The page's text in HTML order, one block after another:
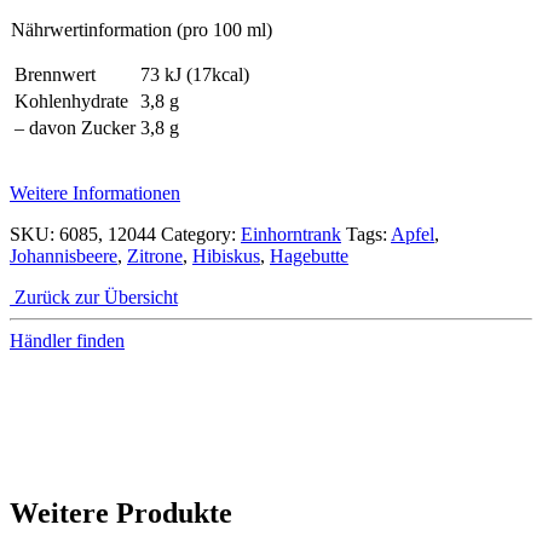
Nährwertinformation (pro 100 ml)
Brennwert
73 kJ (17kcal)
Kohlenhydrate 3,8 g
– davon Zucker 3,8 g
Weitere Informationen
SKU: 6085, 12044 Category: Einhorntrank Tags: Apfel,
Johannisbeere, Zitrone, Hibiskus, Hagebutte
Zurück zur Übersicht
Händler finden
Weitere Produkte